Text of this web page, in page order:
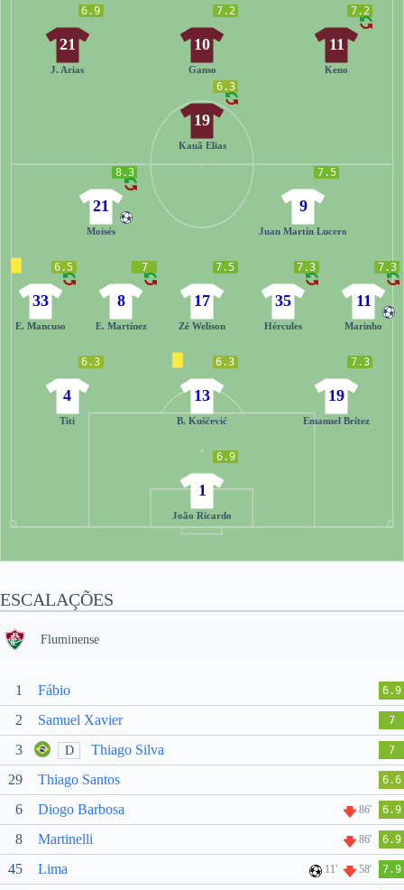
7.2
11
Keno
7.2
10
Ganso
6.9
21
J. Arias
6.3
19
Kauã Elias
6.9
1
João Ricardo
6.3
4
Titi
6.3
13
B. Kuščević
7.3
19
Emanuel Brítez
6.5
33
E. Mancuso
7
8
E. Martínez
7.5
17
Zé Welison
7.3
35
Hércules
7.3
11
Marinho
8.3
21
Moisés
7.5
9
Juan Martín Lucero
ESCALAÇÕES
Fluminense
1 Fábio 6.9
2 Samuel Xavier 7
3 D Thiago Silva 7
29 Thiago Santos 6.6
6 Diogo Barbosa 86' 6.9
8 Martinelli 86' 6.9
45 Lima 11' 58' 7.9